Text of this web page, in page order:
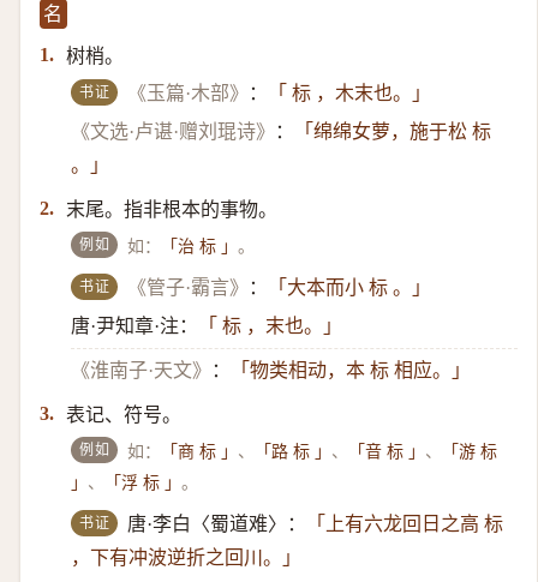
名
1. 树梢。
书证 《玉篇·木部》 ：
「 标 ，木末也。」
《文选·卢谌·赠刘琨诗》
：
「绵绵女萝，施于松 标
。」
2. 末尾。指非根本的事物。
例如 如： 「治 标 」。
书证 《管子·霸言》 ：
「大本而小 标 。」
唐·尹知章·注：
「 标 ，末也。」
《淮南子·天文》 ： 「物类相动，本 标 相应。」
3. 表记、符号。
例如 如： 「商 标 」 、 「路 标 」 、 「音 标 」 、
「游 标
」 、 「浮 标 」 。
书证 唐·李白〈蜀道难〉：
「上有六龙回日之高 标
，下有冲波逆折之回川。」